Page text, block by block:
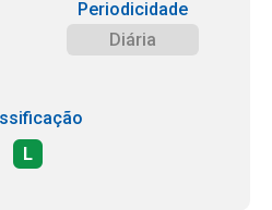
Periodicidade
Diária
L